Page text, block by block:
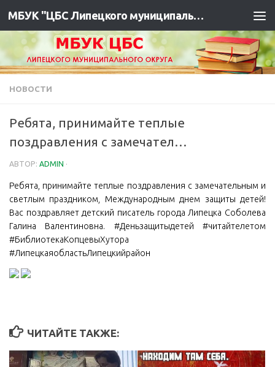
МБУК "ЦБС Липецкого муниципального района"
НОВОСТИ
Ребята, принимайте теплые
поздравления с замечател…
АВТОР: ADMIN ·
Ребята, принимайте теплые поздравления с замечательным и
светлым праздником, Международным днем защиты детей!
Вас поздравляет детский писатель города Липецка Соболева
Галина Валентиновна. #Деньзащитыдетей #читайтелетом
#БиблиотекаКопцевыХутора
#ЛипецкаяобластьЛипецкийрайон
ЧИТАЙТЕ ТАКЖЕ: